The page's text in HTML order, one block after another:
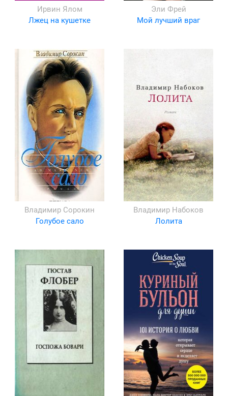
Ирвин Ялом
Лжец на кушетке
Эли Фрей
Мой лучший враг
Владимир Сорокин
Голубое сало
Владимир Набоков
Лолита